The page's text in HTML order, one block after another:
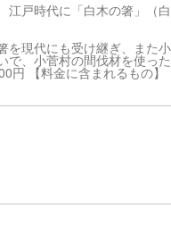
江戸時代に「白木の箸」（
を現代にも受け継ぎ、また
で、小菅村の間伐材を使っ
円 【料金に含まれるもの